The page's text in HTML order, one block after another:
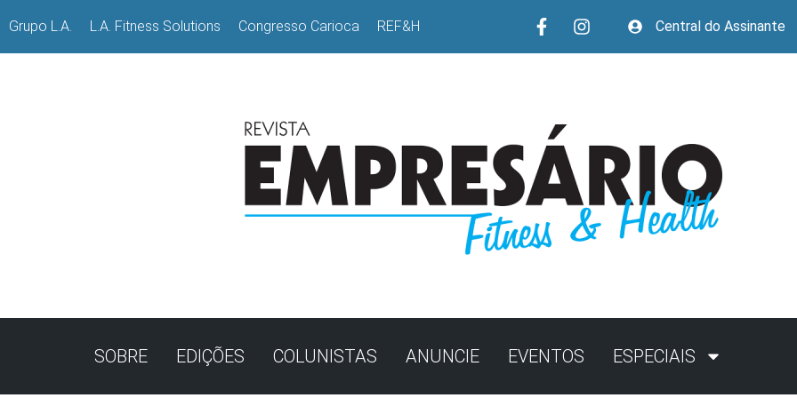
Grupo L.A. L.A. Fitness Solutions Congresso Carioca REF&H Central do Assinante
SOBRE EDIÇÕES COLUNISTAS ANUNCIE EVENTOS ESPECIAIS